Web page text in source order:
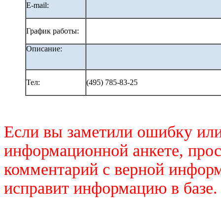
E-mail:
График работы:
Описание:
Тел: (495) 785-83-25
Если вы заметили ошибку
информационной анкете,
комментарий с верной
исправит информацию в базе.